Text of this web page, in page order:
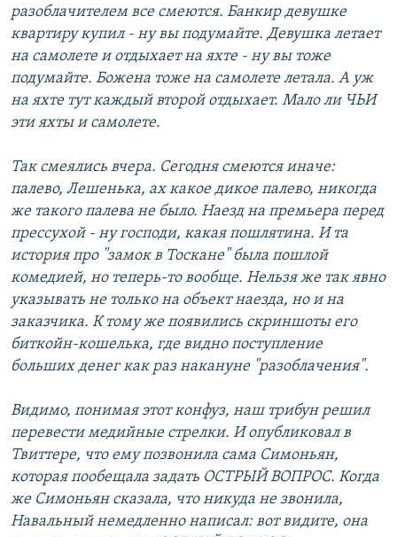
разоблачителем все смеются. Банкир девушке
квартиру купил - ну вы подумайте. Девушка летает
на самолете и отдыхает на яхте - ну вы тоже
подумайте. Божена тоже на самолете летала. А уж
на яхте тут каждый второй отдыхает. Мало ли ЧЬИ
эти яхты и самолете.
Так смеялись вчера. Сегодня смеются иначе:
палево, Лешенька, ах какое дикое палево, никогда
же такого палева не было. Наезд на премьера перед
прессухой - ну господи, какая пошлятина. И та
история про "замок в Тоскане" была пошлой
комедией, но теперь-то вообще. Нельзя же так явно
указывать не только на объект наезда, но и на
заказчика. К тому же появились скриншоты его
биткойн-кошелька, где видно поступление
больших денег как раз накануне "разоблачения".
Видимо, понимая этот конфуз, наш трибун решил
перевести медийные стрелки. И опубликовал в
Твиттере, что ему позвонила сама Симоньян,
которая пообещала задать ОСТРЫЙ ВОПРОС. Когда
же Симоньян сказала, что никуда не звонила,
Навальный немедленно написал: вот видите, она